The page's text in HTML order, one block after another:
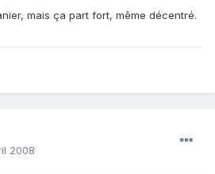
mais ça part fort, même décentré.
2008